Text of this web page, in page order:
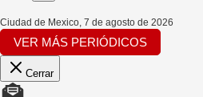
Ciudad de Mexico, 7 de agosto de 2026
VER MÁS PERIÓDICOS
Cerrar